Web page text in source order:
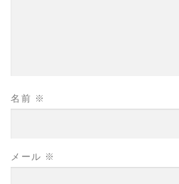
名前 ※
メール ※